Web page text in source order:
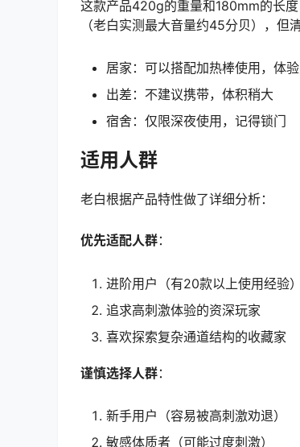
这款产品420g的重量和180mm的长
（老白实测最大音量约45分贝），但
居家：可以搭配加热棒使用，体
出差：不建议携带，体积稍大
宿舍：仅限深夜使用，记得锁门
适用人群
老白根据产品特性做了详细分析：
优先适配人群：
进阶用户（有20款以上使用经验）
追求高刺激体验的资深玩家
喜欢探索复杂通道结构的收藏家
谨慎选择人群：
新手用户（容易被高刺激劝退）
敏感体质者（可能过度刺激）